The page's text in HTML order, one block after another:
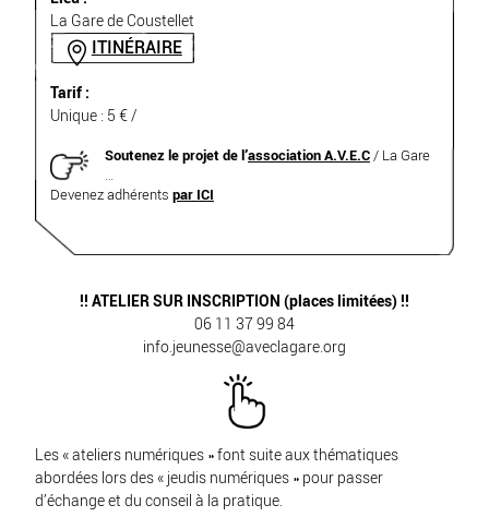
La Gare de Coustellet
ITINÉRAIRE
Tarif :
Unique : 5 € /
Soutenez le projet de l’association A.V.E.C / La Gare
…
Devenez adhérents par ICI
!! ATELIER SUR INSCRIPTION (places limitées) !!
06 11 37 99 84
info.jeunesse@aveclagare.org
Les « ateliers numériques » font suite aux thématiques
abordées lors des « jeudis numériques » pour passer
d’échange et du conseil à la pratique.